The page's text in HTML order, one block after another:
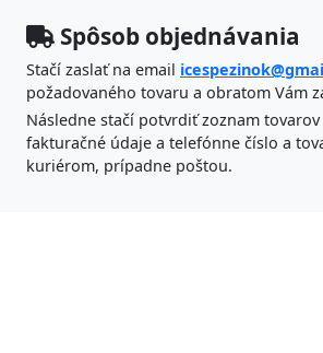
Spôsob objednávania
Stačí zaslať na email
požadovaného tovaru a obratom Vám
Následne stačí potvrdiť zoznam
fakturačné údaje a telefónne číslo a
kuriérom, prípadne poštou.